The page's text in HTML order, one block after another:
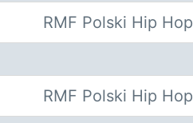
RMF Polski Hip Hop
RMF Polski Hip Hop